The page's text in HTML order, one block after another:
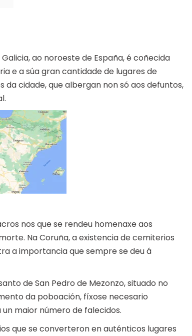
ao noroeste de España, é coñecida
e a súa gran cantidade de lugares de
cidade, que albergan non só aos defuntos,
nos que se rendeu homenaxe aos
Na Coruña, a existencia de cemiterios
a importancia que sempre se deu á
de San Pedro de Mezonzo, situado no
da poboación, fíxose necesario
maior número de falecidos.
que se converteron en auténticos lugares